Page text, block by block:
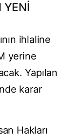
YENİ
ihlaline
yerine
Yapılan
karar
Hakları